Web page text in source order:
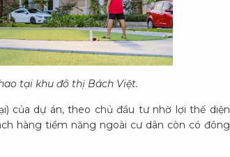
tại khu đô thị Bách Việt.
của dự án, theo chủ đầu tư nhờ lợi thế diện
hàng tiềm năng ngoài cư dân còn có đông